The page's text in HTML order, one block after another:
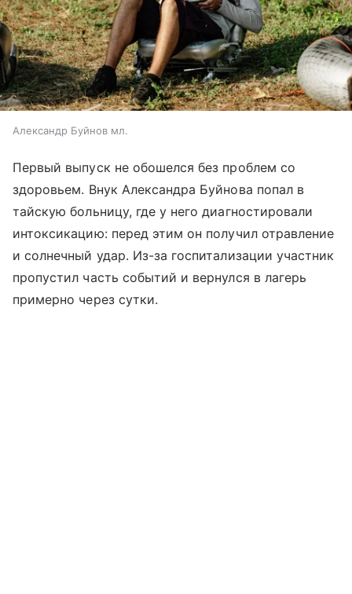
Александр Буйнов мл.
Первый выпуск не обошелся без проблем со
здоровьем. Внук Александра Буйнова попал в
тайскую больницу, где у него диагностировали
интоксикацию: перед этим он получил отравление
и солнечный удар. Из-за госпитализации участник
пропустил часть событий и вернулся в лагерь
примерно через сутки.